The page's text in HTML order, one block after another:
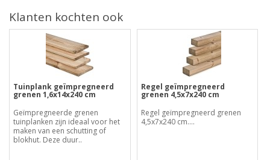
Klanten kochten ook
Tuinplank geïmpregneerd
grenen 1,6x14x240 cm
Geïmpregneerde grenen
tuinplanken zijn ideaal voor het
maken van een schutting of
blokhut. Deze duur..
Regel geïmpregneerd
grenen 4,5x7x240 cm
Regel geïmpregneerd grenen
4,5x7x240 cm....